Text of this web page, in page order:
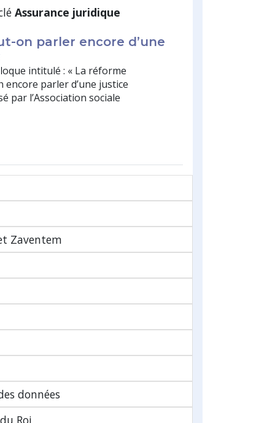
Assurance juridique
on parler encore d’une
intitulé : « La réforme
encore parler d’une justice
par l’Association sociale
Zaventem
données